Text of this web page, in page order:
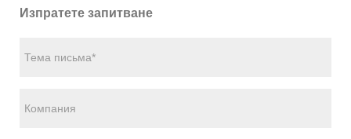
Изпратете запитване